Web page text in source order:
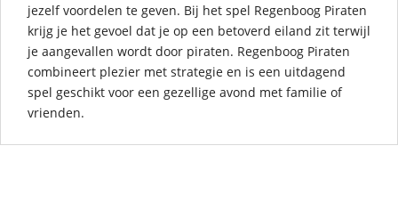
jezelf voordelen te geven. Bij het spel Regenboog Piraten
krijg je het gevoel dat je op een betoverd eiland zit terwijl
je aangevallen wordt door piraten. Regenboog Piraten
combineert plezier met strategie en is een uitdagend
spel geschikt voor een gezellige avond met familie of
vrienden.